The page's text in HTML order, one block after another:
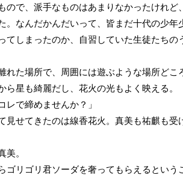
で、派手なものはあまりなかったけれど
なんだかんだいって、皆まだ十代の少年
しまったのか、自習していた生徒たちの
た場所で、周囲には遊ぶような場所どこ
星も綺麗だし、花火の光もよく映える。
レで締めませんか？」
せてきたのは線香花火。真美も祐麒も受
。
ゴリゴリ君ソーダを奢ってもらえるという